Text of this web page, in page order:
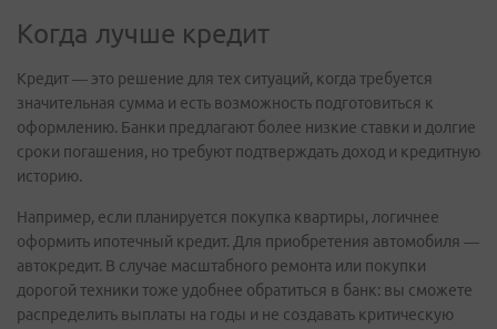
Когда лучше кредит
Кредит — это решение для тех ситуаций, когда требуется
значительная сумма и есть возможность подготовиться к
оформлению. Банки предлагают более низкие ставки и долгие
сроки погашения, но требуют подтверждать доход и кредитную
историю.
Например, если планируется покупка квартиры, логичнее
оформить ипотечный кредит. Для приобретения автомобиля —
автокредит. В случае масштабного ремонта или покупки
дорогой техники тоже удобнее обратиться в банк: вы сможете
распределить выплаты на годы и не создавать критическую